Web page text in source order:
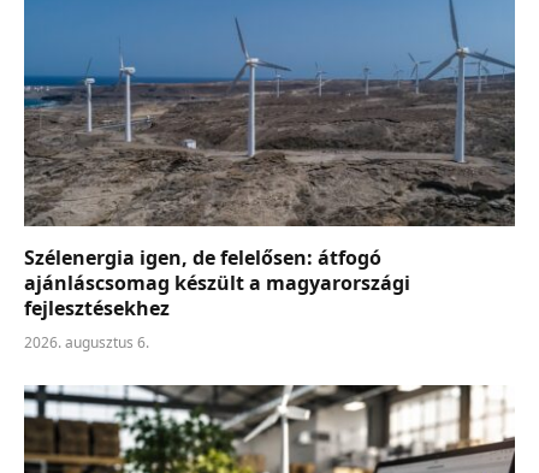
Szélenergia igen, de felelősen: átfogó
ajánláscsomag készült a magyarországi
fejlesztésekhez
2026. augusztus 6.